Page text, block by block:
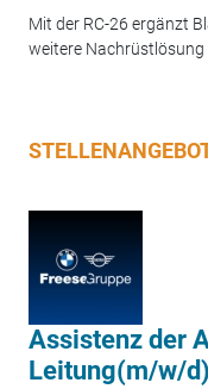
Mit der RC-26 ergänzt
weitere Nachrüstlösung
Assistenz der
Leitung(m/w/